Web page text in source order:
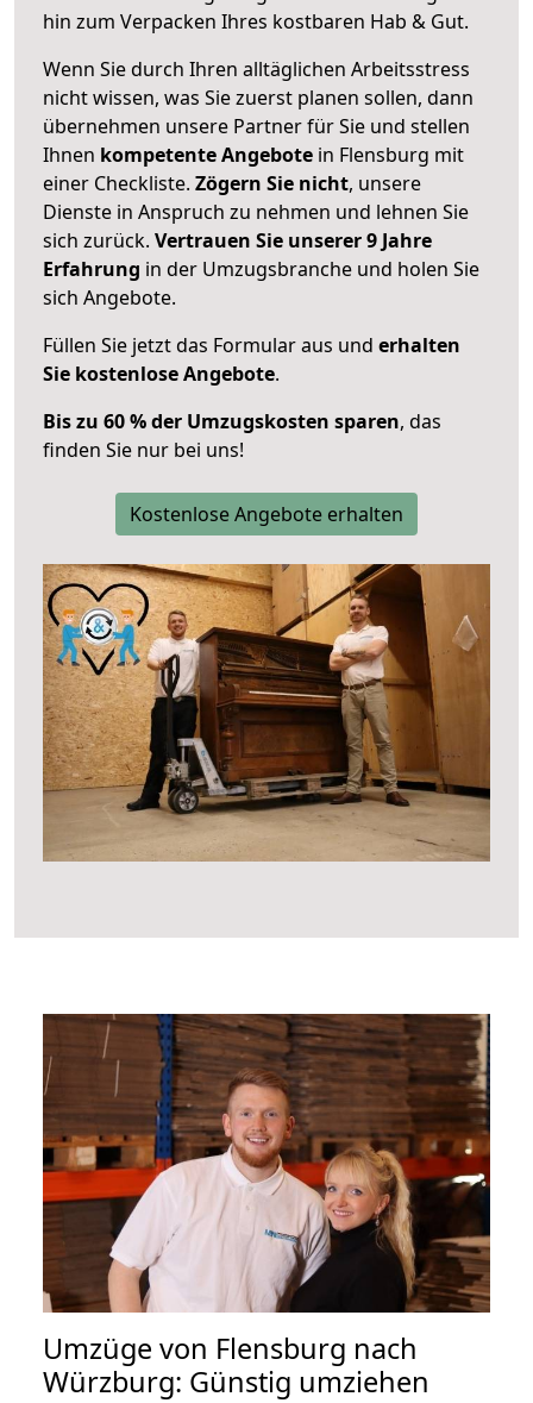
hin zum Verpacken Ihres kostbaren Hab & Gut.
Wenn Sie durch Ihren alltäglichen Arbeitsstress
nicht wissen, was Sie zuerst planen sollen, dann
übernehmen unsere Partner für Sie und stellen
Ihnen kompetente Angebote in Flensburg mit
einer Checkliste. Zögern Sie nicht, unsere
Dienste in Anspruch zu nehmen und lehnen Sie
sich zurück. Vertrauen Sie unserer 9 Jahre
Erfahrung in der Umzugsbranche und holen Sie
sich Angebote.
Füllen Sie jetzt das Formular aus und erhalten
Sie kostenlose Angebote.
Bis zu 60 % der Umzugskosten sparen, das
finden Sie nur bei uns!
Kostenlose Angebote erhalten
Umzüge von Flensburg nach
Würzburg: Günstig umziehen